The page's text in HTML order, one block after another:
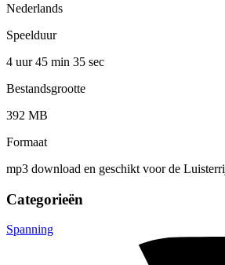
Nederlands
Speelduur
4 uur 45 min 35 sec
Bestandsgrootte
392 MB
Formaat
mp3 download en geschikt voor de
Categorieën
Spanning